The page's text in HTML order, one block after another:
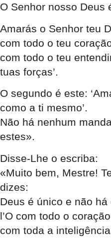
O Senhor nosso Deus
Amarás o Senhor teu
com todo o teu
com todo o teu
tuas forças’.
O segundo é este:
como a ti mesmo’.
Não há nenhum
estes».
Disse-Lhe o escriba:
«Muito bem, Mestre!
dizes:
Deus é único e não há
l’O com todo o coração,
com toda a